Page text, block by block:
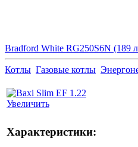
Bradford White RG250S6N (189
Котлы Газовые котлы
Увеличить
Характеристики: